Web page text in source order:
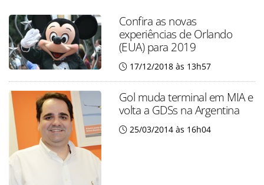
Confira as novas
experiências de Orlando
(EUA) para 2019
17/12/2018 às 13h57
Gol muda terminal em MIA e
volta a GDSs na Argentina
25/03/2014 às 16h04